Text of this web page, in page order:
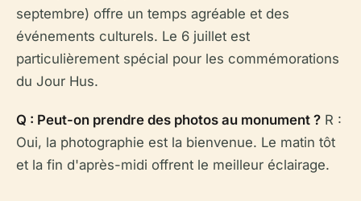
septembre) offre un temps agréable et des
événements culturels. Le 6 juillet est
particulièrement spécial pour les commémorations
du Jour Hus.
Q : Peut-on prendre des photos au monument ? R :
Oui, la photographie est la bienvenue. Le matin tôt
et la fin d'après-midi offrent le meilleur éclairage.